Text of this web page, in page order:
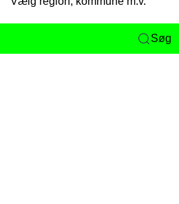
Søg